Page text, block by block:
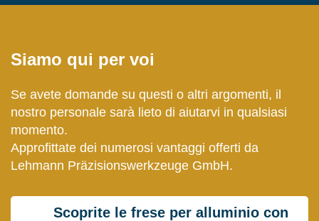
Siamo qui per voi
Se avete domande su questi o altri argomenti, il
nostro personale sarà lieto di aiutarvi in qualsiasi
momento.
Approfittate dei numerosi vantaggi offerti da
Lehmann Präzisionswerkzeuge GmbH.
Scoprite le frese per alluminio con